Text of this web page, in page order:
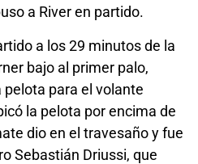
a River en partido.
a los 29 minutos de la
bajo al primer palo,
pelota para el volante
la pelota por encima de
dio en el travesaño y fue
Sebastián Driussi, que